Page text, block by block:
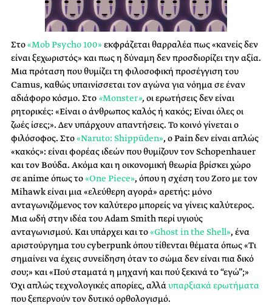
Στο«Mob Psycho 100» εκφράζεται θαρραλέα πως «κανείς δεν
είναι ξεχωριστός» και πως η δύναμη δεν προσδιορίζει την αξία.
Μια πρόταση που θυμίζει τη φιλοσοφική προσέγγιση του
Camus, καθώς υπαινίσσεται τον αγώνα για νόημα σε έναν
αδιάφορο κόσμο. Στο «Monster»,οι ερωτήσεις δεν είναι
ρητορικές: «Είναι ο άνθρωπος καλός ή κακός; Είναι όλες οι
ζωές ίσες;». Δεν υπάρχουν απαντήσεις. Το κοινό γίνεται ο
φιλόσοφος. Στο«Naruto: Shippūden», ο Pain δεν είναι απλώς
«κακός»: είναι φορέας ιδεών που θυμίζουν τον Schopenhauer
και τον Βούδα. Ακόμα και η οικονομική θεωρία βρίσκει χώρο
σε anime όπως το«One Piece», όπου η σχέση του Zoro με τον
Mihawk είναι μια «ελεύθερη αγορά» αρετής: μόνο
ανταγωνιζόμενος τον καλύτερο μπορείς να γίνεις καλύτερος.
Μια ωδή στην ιδέα του Adam Smith περί υγιούς
ανταγωνισμού. Και υπάρχει και το«Ghost in the Shell», ένα
αριστούργημα του cyberpunk όπου τίθενται θέματα όπως «Τι
σημαίνει να έχεις συνείδηση όταν το σώμα δεν είναι πια δικό
σου;» και «Πού σταματά η μηχανή και πού ξεκινά το “εγώ”;»
Όχι απλώς τεχνολογικές απορίες, αλλάυπαρξιακά ερωτήματα
που ξεπερνούν τον δυτικό ορθολογισμό.